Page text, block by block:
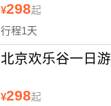
¥298起
行程1天
北京欢乐谷一日游
¥298起